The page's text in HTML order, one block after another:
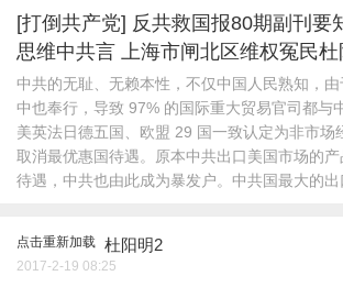
[打倒共产党] 反共救国报80期副刊要
思维中共言 上海市闸北区维权冤民
中共的无耻、无赖本性，不仅中国人民熟知，
中也奉行，导致 97% 的国际重大贸易官司都与
美英法日德五国、欧盟 29 国一致认定为非市场
取消最优惠国待遇。原本中共出口美国市场的
待遇，中共也由此成为暴发户。中共国最大的出
点击重新加载 杜阳明2
2017-2-19 08:25